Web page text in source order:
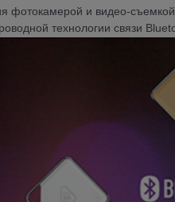
фотокамерой и видео-
технологии связи